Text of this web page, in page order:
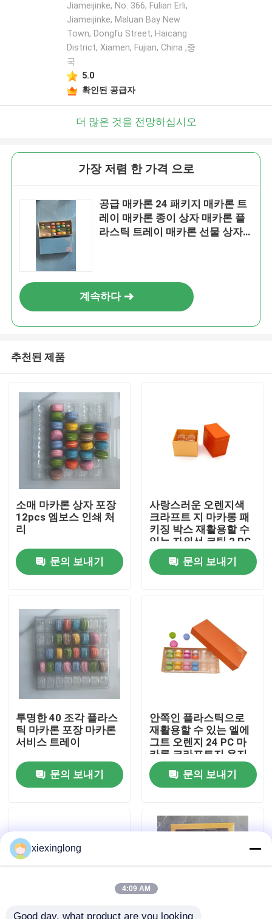
비디오
우리 에 관한 것
공장 투어
품질 관리
뉴스
EPS EPP 폼
Jiameijinke, No. 366, Fulian Erli,
Jiameijinke, Maluan Bay New
Town, Dongfu Street, Haicang
District, Xiamen, Fujian, China ,중
국
5.0
확인된 공급자
더 많은 것을 전망하십시오
가장 저렴 한 가격 으로
공급 매카론 24 패키지 매카론 트
레이 매카론 종이 상자 매카론 플
라스틱 트레이 매카론 선물 상자
계속하다
추천된 제품
소매 마카론 상자 포장
12pcs 엠보스 인쇄 처
리
문의 보내기
사랑스러운 오렌지색
크라프트 지 마카롱 패
키징 박스 재활용할 수
있는 자외선 코팅 2 PC
문의 보내기
투명한 40 조각 플라스
틱 마카론 포장 마카론
서비스 트레이
문의 보내기
안쪽인 플라스틱으로
재활용할 수 있는 엘에
그트 오렌지 24 PC 마
카롱 크라프트지 용지
함
문의 보내기
xiexinglong
4:09 AM
Good day, what product are you looking